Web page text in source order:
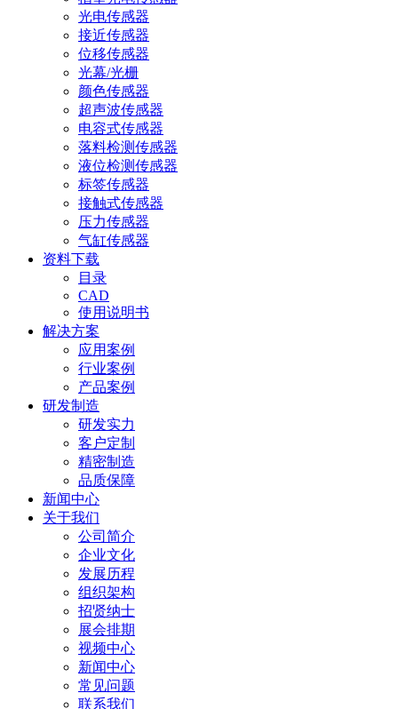
光电传感器
接近传感器
位移传感器
光幕/光栅
颜色传感器
超声波传感器
电容式传感器
落料检测传感器
液位检测传感器
标签传感器
接触式传感器
压力传感器
气缸传感器
资料下载
目录
CAD
使用说明书
解决方案
应用案例
行业案例
产品案例
研发制造
研发实力
客户定制
精密制造
品质保障
新闻中心
关于我们
公司简介
企业文化
发展历程
组织架构
招贤纳士
展会排期
视频中心
新闻中心
常见问题
联系我们